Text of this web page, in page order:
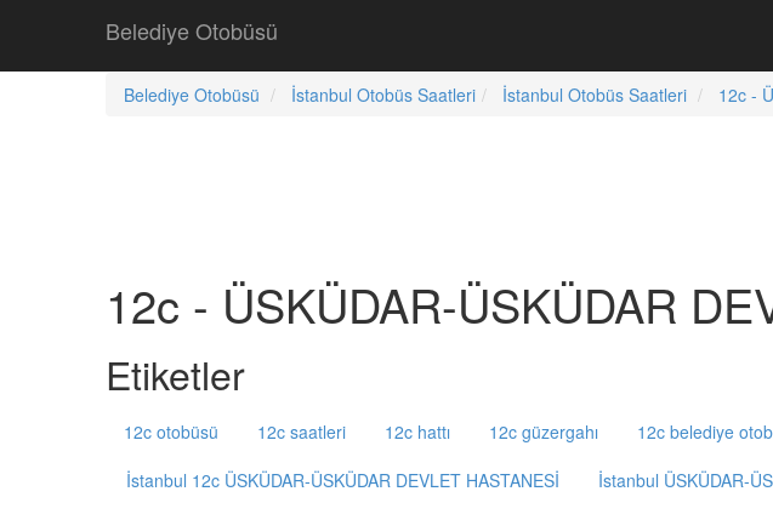
Belediye Otobüsü
Belediye Otobüsü İstanbul Otobüs Saatleri İstanbul Otobüs Saatleri 12c -
12c - ÜSKÜDAR-ÜSKÜDAR
Etiketler
12c otobüsü 12c saatleri 12c hattı 12c güzergahı 12c belediye
İstanbul 12c ÜSKÜDAR-ÜSKÜDAR DEVLET HASTANESİ
İstanbul ÜSKÜDAR-